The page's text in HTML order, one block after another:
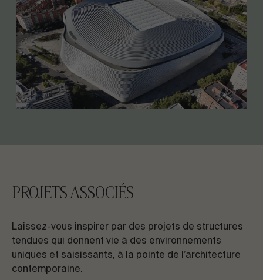
PROJETS ASSOCIÉS
Laissez-vous inspirer par des projets de structures
tendues qui donnent vie à des environnements
uniques et saisissants, à la pointe de l’architecture
contemporaine.